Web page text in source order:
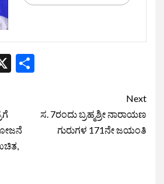
X
Next
ಸ. 7ರಂದು ಬ್ರಹ್ಮಶ್ರೀ ನಾರಾಯಣ
ಗುರುಗಳ 171ನೇ ಜಯಂತಿ